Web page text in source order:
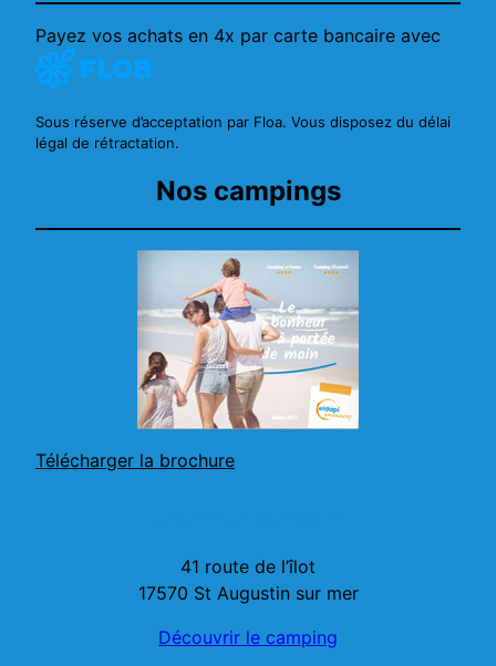
Payez vos achats en 4x par carte bancaire avec
Sous réserve d’acceptation par Floa. Vous disposez du délai
légal de rétractation.
Nos campings
Télécharger la brochure
41 route de l’îlot
17570 St Augustin sur mer
Découvrir le camping